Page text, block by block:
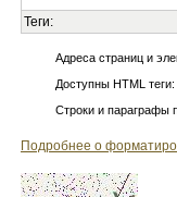
Теги:
Адреса страниц и
Доступны HTML
Строки и параграфы
Подробнее о